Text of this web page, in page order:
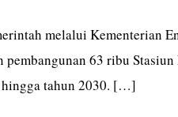
melalui Kementerian
63 ribu Stasiun
tahun 2030. […]